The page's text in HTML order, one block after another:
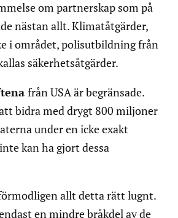
om partnerskap som på
nästan allt. Klimatåtgärder,
i området, polisutbildning från
säkerhetsåtgärder.
från USA är begränsade.
bidra med drygt 800 miljoner
under en icke exakt
kan ha gjort dessa
allt detta rätt lugnt.
en mindre bråkdel av de